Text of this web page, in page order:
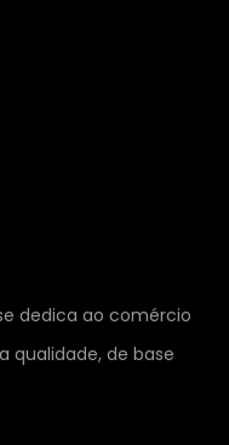
dedica ao comércio
qualidade, de base